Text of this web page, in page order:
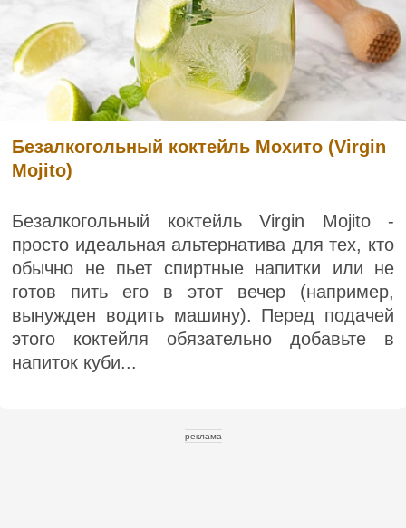
Безалкогольный коктейль Мохито (Virgin
Mojito)
Безалкогольный коктейль Virgin Mojito -
просто идеальная альтернатива для тех, кто
обычно не пьет спиртные напитки или не
готов пить его в этот вечер (например,
вынужден водить машину). Перед подачей
этого коктейля обязательно добавьте в
напиток куби...
реклама